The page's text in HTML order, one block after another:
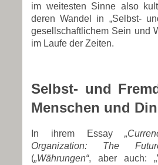
im weitesten Sinne also
deren Wandel in „Selbst-
gesellschaftlichem Sein und
im Laufe der Zeiten.
Selbst- und
Menschen und
In ihrem Essay
Organization: The
(„Währungen“, aber auch: